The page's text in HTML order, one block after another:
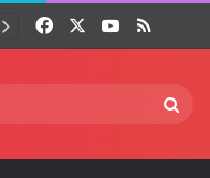
FacebookYouTube
RSS